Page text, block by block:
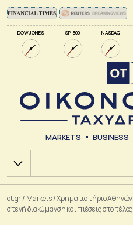
DOW JONES SP 500 NASDAQ
MARKETS BUSINESS
Χ.Α.
ot.gr/ Markets/Xρηματιστήριο Αθηνών
στενή διακύμανση και πιέσεις στο τέλος